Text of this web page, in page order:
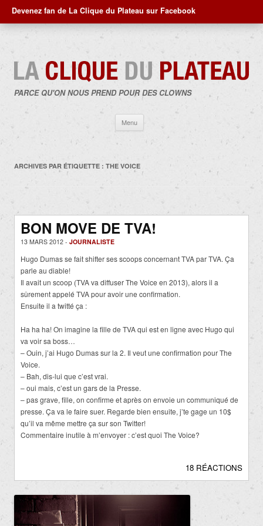
Devenez fan de La Clique du Plateau sur Facebook
PARCE QU'ON NOUS PREND POUR DES CLOWNS
Menu
contenu
ARCHIVES PAR ÉTIQUETTE : THE VOICE
BON MOVE DE TVA!
13 MARS 2012 - JOURNALISTE
Hugo Dumas se fait shifter ses scoops concernant TVA par TVA. Ça
parle au diable!
Il avait un scoop (TVA va diffuser The Voice en 2013), alors il a
sûrement appelé TVA pour avoir une confirmation.
Ensuite il a twitté ça :
Ha ha ha! On imagine la fille de TVA qui est en ligne avec Hugo qui
va voir sa boss…
– Ouin, j’ai Hugo Dumas sur la 2. Il veut une confirmation pour The
Voice.
– Bah, dis-lui que c’est vrai.
– oui mais, c’est un gars de la Presse.
– pas grave, fille, on confirme et après on envoie un communiqué de
presse. Ça va le faire suer. Regarde bien ensuite, j’te gage un 10$
qu’il va même mettre ça sur son Twitter!
Commentaire inutile à m’envoyer : c’est quoi The Voice?
18 RÉACTIONS